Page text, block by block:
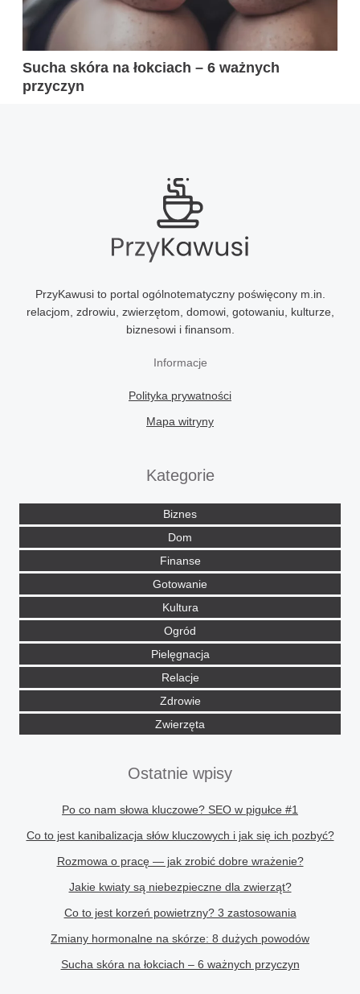
Sucha skóra na łokciach – 6 ważnych
przyczyn
PrzyKawusi to portal ogólnotematyczny poświęcony m.in.
relacjom, zdrowiu, zwierzętom, domowi, gotowaniu, kulturze,
biznesowi i finansom.
Informacje
Polityka prywatności
Mapa witryny
Kategorie
Biznes
Dom
Finanse
Gotowanie
Kultura
Ogród
Pielęgnacja
Relacje
Zdrowie
Zwierzęta
Ostatnie wpisy
Po co nam słowa kluczowe? SEO w pigułce #1
Co to jest kanibalizacja słów kluczowych i jak się ich pozbyć?
Rozmowa o pracę — jak zrobić dobre wrażenie?
Jakie kwiaty są niebezpieczne dla zwierząt?
Co to jest korzeń powietrzny? 3 zastosowania
Zmiany hormonalne na skórze: 8 dużych powodów
Sucha skóra na łokciach – 6 ważnych przyczyn